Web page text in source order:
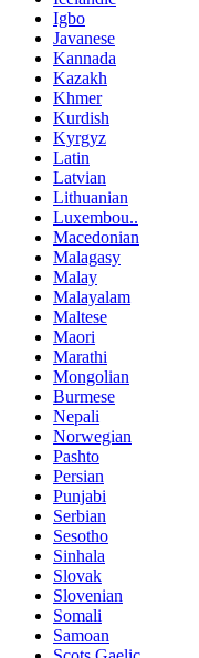
Igbo
Javanese
Kannada
Kazakh
Khmer
Kurdish
Kyrgyz
Latin
Latvian
Lithuanian
Luxembou..
Macedonian
Malagasy
Malay
Malayalam
Maltese
Maori
Marathi
Mongolian
Burmese
Nepali
Norwegian
Pashto
Persian
Punjabi
Serbian
Sesotho
Sinhala
Slovak
Slovenian
Somali
Samoan